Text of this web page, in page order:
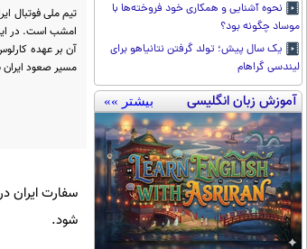
نحوه آشنایی و همکاری خود فروخته‌ها با
موساد چگونه بود؟
یک سال پیش؛ تولد گرفتن نتانیاهو برای
لیندسی گراهام
آموزش زبان انگلیسی بیشتر »»
امشب است. در این
آن بر عهده
مسیر صعود
سفارت ایران
شود.